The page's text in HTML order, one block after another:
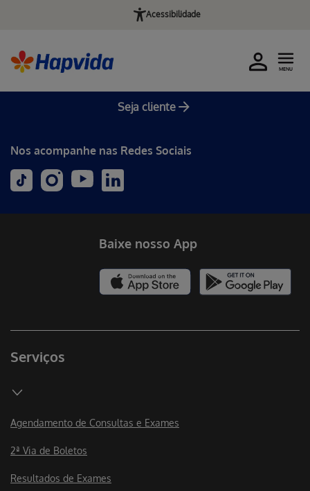
Acessibilidade
Seja cliente
MENU
Nos acompanhe nas Redes Sociais
Serviços
Agendamento de Consultas e Exames
2ª Via de Boletos
Resultados de Exames
Baixe nosso App